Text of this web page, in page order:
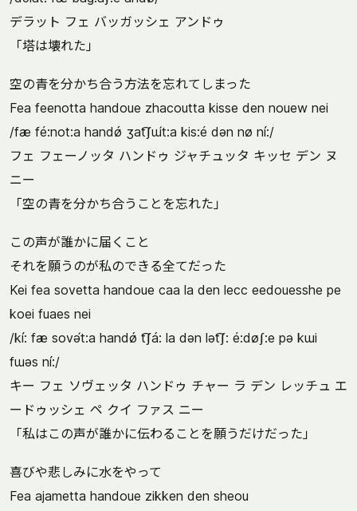
デラット フェ バッガッシェ アンドゥ
「塔は壊れた」
空の青を分かち合う方法を忘れてしまった
Fea feenotta handoue zhacoutta kisse den nouew nei
/fæ fé:not:a handǿ ʒat͡ʃɯ́t:a kis:é dən nø ní:/
フェ フェーノッタ ハンドゥ ジャチュッタ キッセ デン ヌ
ニー
「空の青を分かち合うことを忘れた」
この声が誰かに届くこと
それを願うのが私のできる全てだった
Kei fea sovetta handoue caa la den lecc eedouesshe pe
koei fuaes nei
/kí: fæ sovə́t:a handǿ t͡ʃá: la dən lət͡ʃ: é:døʃ:e pə kɯi
fɯəs ní:/
キー フェ ソヴェッタ ハンドゥ チャー ラ デン レッチュ エ
ードゥッシェ ペ クイ ファス ニー
「私はこの声が誰かに伝わることを願うだけだった」
喜びや悲しみに水をやって
Fea ajametta handoue zikken den sheou